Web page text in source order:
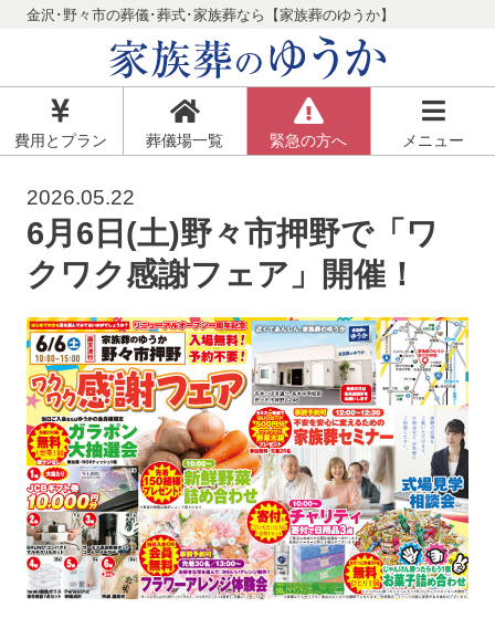
金沢･野々市の葬儀･葬式･家族葬なら【家族葬のゆうか】
費用とプラン 葬儀場一覧 緊急の方へ メニュー
2026.05.22
6月6日(土)野々市押野で「ワ
クワク感謝フェア」開催！